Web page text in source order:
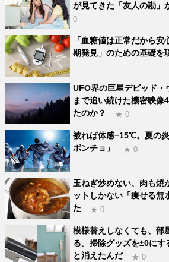
が見てきた「友人の勘」
0
「血糖値は正常だから
期発見」のための基礎を
UFO界の巨星デビッド・
まで追い続けた機密映像
たのか？
★ 0
被れば体感−15℃。夏の
ポンチョ」
★ 0
玉ねぎ炒めない、肉も焼
ットしかない「痩せる無
た
★ 0
模様替えしなくても、部
る。掃除グッズを±0にす
と消えたんだ
★ 0